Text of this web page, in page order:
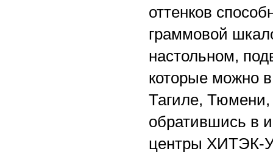
оттенков
граммовой
настольном,
которые можно
Тагиле, Тюмени,
обратившись в
центры ХИТЭК-